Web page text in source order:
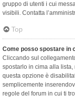
gruppo di utenti i cui
visibili. Contatta
Top
Come posso spostare in
Cliccando sul
spostarlo in cima alla
questa opzione è
semplicemente
regole del forum in cui ti